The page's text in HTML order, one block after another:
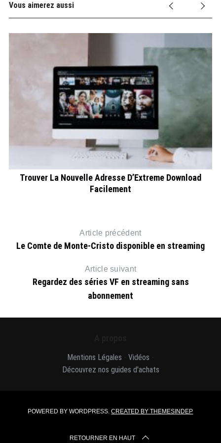
Vous aimerez aussi
Trouver La Nouvelle Adresse D’Extreme Download
Facilement
Article précédent
Le Comte de Monte-Cristo disponible en streaming
Article suivant
Regardez des séries VF en streaming sans
abonnement
Mentions Légales Vidéos
Découvrez nos guides d'achats
POWERED BY WORDPRESS.CREATED BY THEMESINDEP
RETOURNER EN HAUT